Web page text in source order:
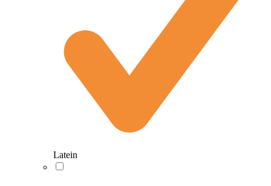
Latein